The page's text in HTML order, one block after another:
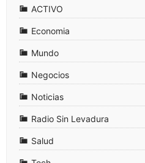
ACTIVO
Economia
Mundo
Negocios
Noticias
Radio Sin Levadura
Salud